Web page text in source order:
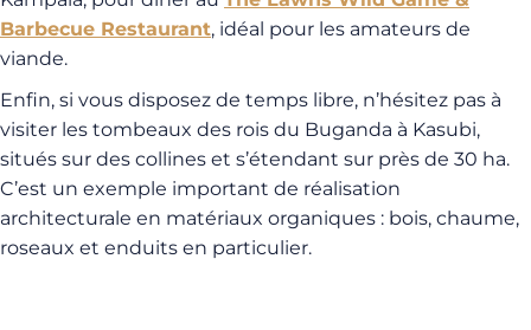
Barbecue Restaurant, idéal pour les amateurs de
viande.
Enfin, si vous disposez de temps libre, n’hésitez pas à
visiter les tombeaux des rois du Buganda à Kasubi,
situés sur des collines et s’étendant sur près de 30 ha.
C’est un exemple important de réalisation
architecturale en matériaux organiques : bois, chaume,
roseaux et enduits en particulier.